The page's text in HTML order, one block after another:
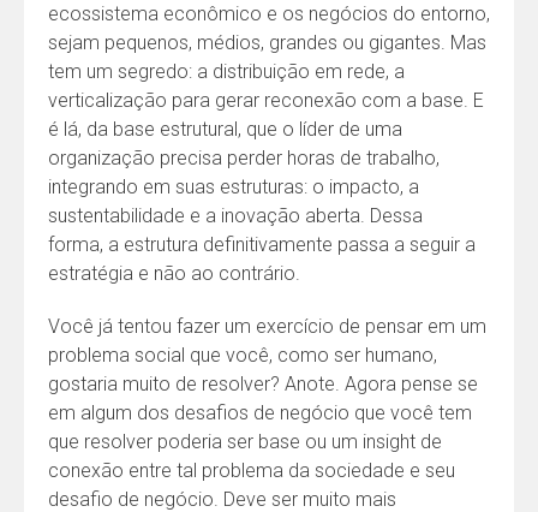
ecossistema econômico e os negócios do entorno,
sejam pequenos, médios, grandes ou gigantes. Mas
tem um segredo: a distribuição em rede, a
verticalização para gerar reconexão com a base. E
é lá, da base estrutural, que o líder de uma
organização precisa perder horas de trabalho,
integrando em suas estruturas: o impacto, a
sustentabilidade e a inovação aberta. Dessa
forma, a estrutura definitivamente passa a seguir a
estratégia e não ao contrário.
Você já tentou fazer um exercício de pensar em um
problema social que você, como ser humano,
gostaria muito de resolver? Anote. Agora pense se
em algum dos desafios de negócio que você tem
que resolver poderia ser base ou um insight de
conexão entre tal problema da sociedade e seu
desafio de negócio. Deve ser muito mais